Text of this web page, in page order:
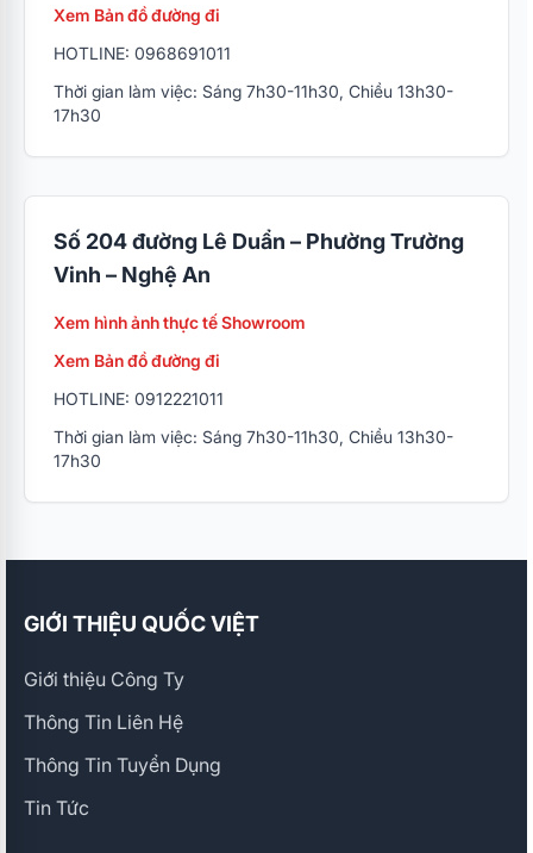
Xem Bản đồ đường đi
HOTLINE: 0968691011
Thời gian làm việc: Sáng 7h30-11h30, Chiều 13h30-
17h30
Số 204 đường Lê Duẩn – Phường Trường
Vinh – Nghệ An
Xem hình ảnh thực tế Showroom
Xem Bản đồ đường đi
HOTLINE: 0912221011
Thời gian làm việc: Sáng 7h30-11h30, Chiều 13h30-
17h30
GIỚI THIỆU QUỐC VIỆT
Giới thiệu Công Ty
Thông Tin Liên Hệ
Thông Tin Tuyển Dụng
Tin Tức